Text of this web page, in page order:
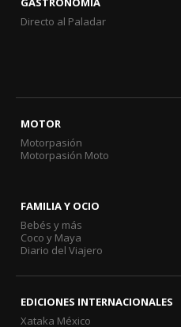
Directo al Paladar
MOTOR
Motorpasión
Motorpasión Moto
FAMILIA Y OCIO
Bebés y más
Coco y Maya
Diario del Viajero
EDICIONES INTERNACIONALES
Xataka México